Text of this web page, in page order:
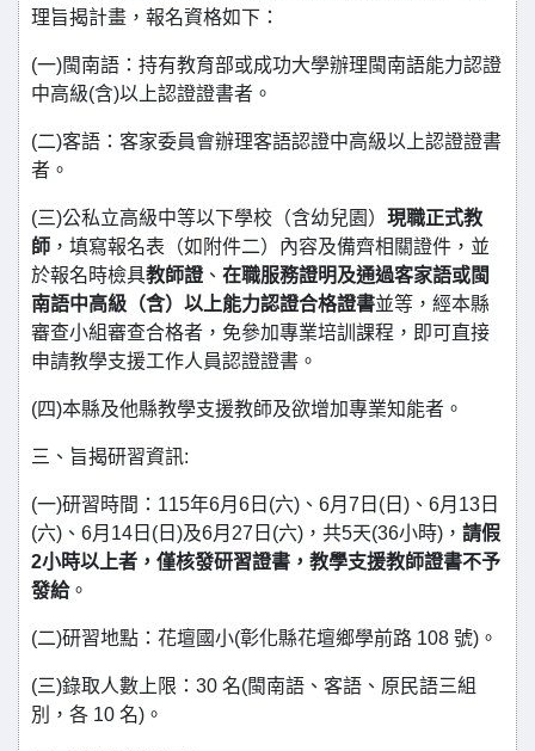
理旨揭計畫，報名資格如下：
(一)閩南語：持有教育部或成功大學辦理閩南語能力認證
中高級(含)以上認證證書者。
(二)客語：客家委員會辦理客語認證中高級以上認證證書
者。
(三)公私立高級中等以下學校（含幼兒園） 現職正式教
師 ，填寫報名表（如附件二）內容及備齊相關證件，並
於報名時檢具教師證 、 在職服務證明及通過客家語或閩
南語中高級（含）以上能力認證合格證書並等，經本縣
審查小組審查合格者，免參加專業培訓課程，即可直接
申請教學支援工作人員認證證書。
(四)本縣及他縣教學支援教師及欲增加專業知能者。
三、旨揭研習資訊:
(一)研習時間：115年6月6日(六)、6月7日(日)、6月13日
(六)、6月14日(日)及6月27日(六)，共5天(36小時)， 請假
2小時以上者，僅核發研習證書，教學支援教師證書不予
發給。
(二)研習地點：花壇國小(彰化縣花壇鄉學前路 108 號)。
(三)錄取人數上限：30 名(閩南語、客語、原民語三組
別，各 10 名)。